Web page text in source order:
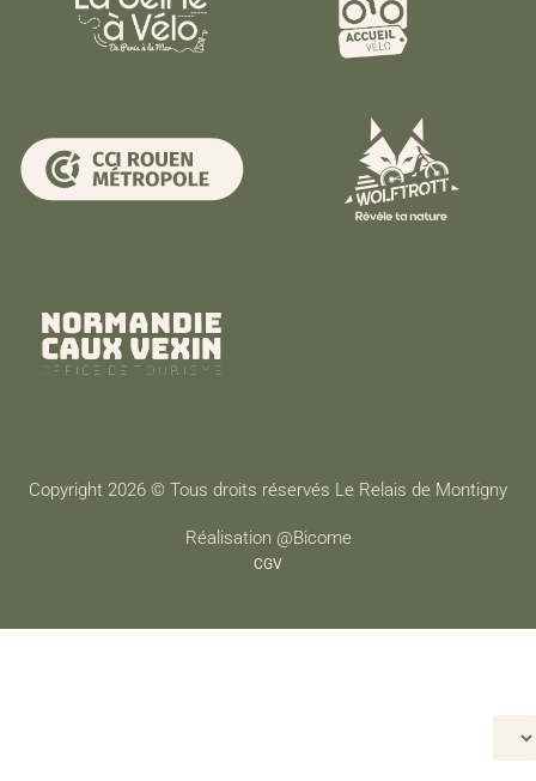
Copyright 2026 © Tous droits réservés Le Relais de Montigny
Réalisation @Bicome
CGV